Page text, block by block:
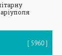
5960